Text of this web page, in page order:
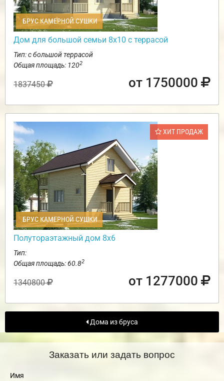
БРУС КАМЕРНОЙ СУШКИ
Дом для большой семьи 8х10 с террасой
Тип: с большой террасой
Общая площадь: 1202
1837450 от 1750000
ХИТ ПРОДАЖ
БРУС КАМЕРНОЙ СУШКИ
Полутораэтажный дом 8х6
Тип:
Общая площадь: 60.82
1340800 от 1277000
Дома из бруса
Заказать или задать вопрос
Имя